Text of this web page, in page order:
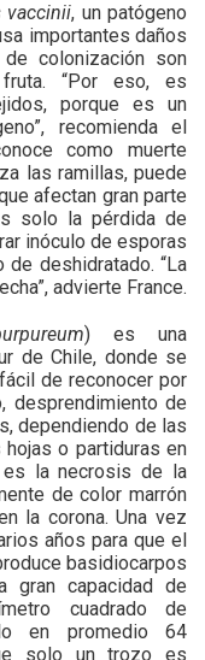
vaccinii, un patógeno
importantes daños
colonización son
“Por eso, es
porque es un
recomienda el
como muerte
las ramillas, puede
afectan gran parte
solo la pérdida de
inóculo de esporas
deshidratado. “La
advierte France.
) es una
de Chile, donde se
de reconocer por
desprendimiento de
dependiendo de las
o partiduras en
es la necrosis de la
de color marrón
la corona. Una vez
años para que el
basidiocarpos
gran capacidad de
cuadrado de
en promedio 64
solo un trozo es